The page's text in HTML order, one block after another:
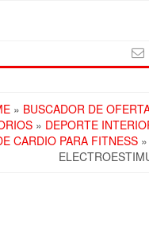
» BUSCADOR DE
» DEPORTE
CARDIO PARA FITNESS